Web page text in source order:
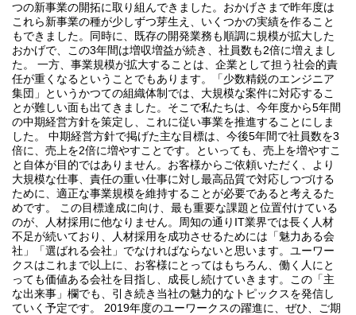
つの新事業の開拓に取り組んできました。おかげさまで昨年度は
これら新事業の種が少しずつ芽生え、いくつかの実績を作ること
もできました。同時に、既存の開発業務も順調に規模が拡大した
おかげで、この3年間は増収増益が続き、社員数も2倍に増えまし
た。 一方、事業規模が拡大することは、企業として担う社会的責
任が重くなるということでもあります。「少数精鋭のエンジニア
集団」というかつての組織体制では、大規模な案件に対応するこ
とが難しい面も出てきました。そこで私たちは、今年度から5年間
の中期経営方針を策定し、これに従い事業を推進することにしま
した。 中期経営方針で掲げた主な目標は、今後5年間で社員数を3
倍に、売上を2倍に増やすことです。といっても、売上を増やすこ
と自体が目的ではありません。お客様からご依頼いただく、より
大規模な仕事、責任の重い仕事に対し最高品質で対応しつづける
ために、適正な事業規模を維持することが必要であると考えるた
めです。 この目標達成に向け、最も重要な課題と位置付けている
のが、人材採用に他なりません。周知の通りIT業界では長く人材
不足が続いており、人材採用を成功させるためには「魅力ある会
社」「選ばれる会社」でなければならないと思います。ユーワー
クスはこれまで以上に、お客様にとってはもちろん、働く人にと
っても価値ある会社を目指し、成長し続けていきます。この「主
な出来事」欄でも、引き続き当社の魅力的なトピックスを発信し
ていく予定です。 2019年度のユーワークスの躍進に、ぜひ、ご期